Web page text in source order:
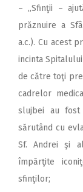
– „Sfinţii –
prăznuire a
a.c.). Cu acest
incinta Spitalului
de către toţi
cadrelor
slujbei au fost
sărutând cu
Sf. Andrei şi
împărţite
sfinţilor;